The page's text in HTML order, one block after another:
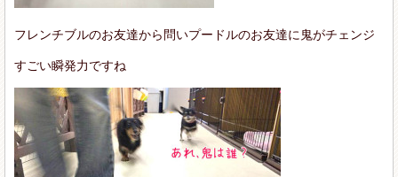
フレンチブルのお友達から問いプードルのお友達に鬼がチェンジ
すごい瞬発力ですね